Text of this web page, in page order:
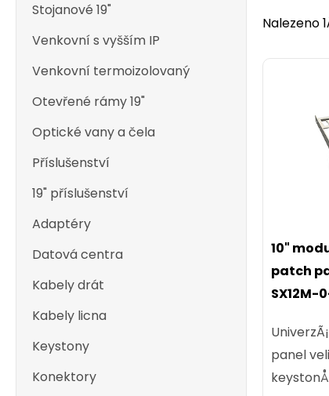
Stojanové 19"
Venkovní s vyšším IP
Venkovní termoizolovaný
Otevřené rámy 19"
Optické vany a čela
Příslušenství
19" příslušenství
Adaptéry
Datová centra
Kabely drát
Kabely licna
Keystony
Konektory
Nalezeno
10"
patch
SX12M-
panel